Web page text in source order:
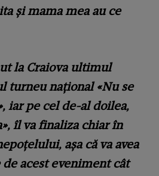
şi mama mea au ce
la Craiova ultimul
turneu naţional «Nu se
iar pe cel de-al doilea,
îl va finaliza chiar în
aşa că va avea
acest eveniment cât